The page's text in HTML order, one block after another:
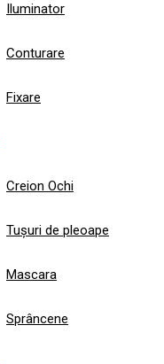
Iluminator
Conturare
Fixare
Creion Ochi
Tușuri de pleoape
Mascara
Sprâncene